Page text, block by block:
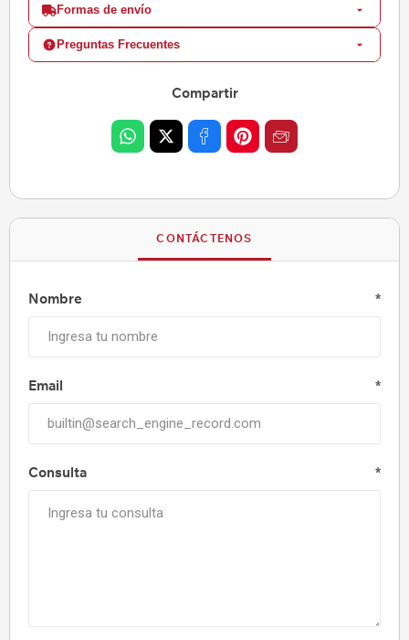
Formas de envío
Preguntas Frecuentes
Compartir
CONTÁCTENOS
Nombre *
Email *
Consulta *